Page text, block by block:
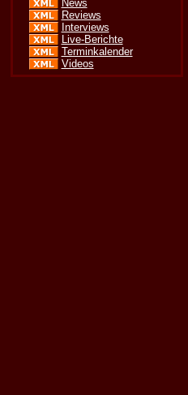
News
Reviews
Interviews
Live-Berichte
Terminkalender
Videos